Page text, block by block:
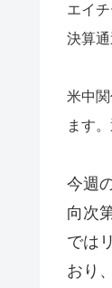
エイ
決算
米中
ます
今週
向次
では
おり